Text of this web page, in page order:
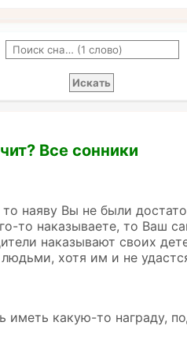
Все сонники
наяву Вы не были
то наказываете, то Ваш
наказывают своих
хотя им и не
иметь какую-то награду,